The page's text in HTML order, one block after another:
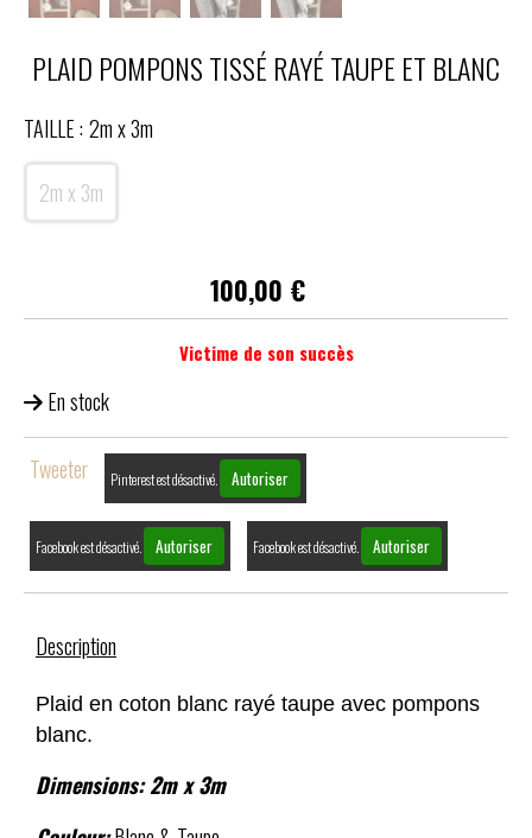
PLAID POMPONS TISSÉ RAYÉ TAUPE ET BLANC
TAILLE : 2m x 3m
2m x 3m
100,00 €
Victime de son succès
En stock
Tweeter Pinterest est désactivé. Autoriser
Facebook est désactivé. Autoriser Facebook est désactivé. Autoriser
Description
Plaid en coton blanc rayé taupe avec pompons
blanc.
Dimensions: 2m x 3m